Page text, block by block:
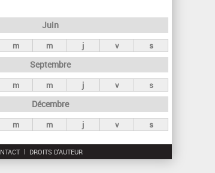
Juin
m m j v s
Septembre
m m j v s
Décembre
m m j v s
DROITS D'AUTEUR